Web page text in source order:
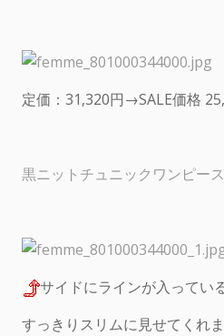
定価：31,320円→SALE価格
黒ニットチュニックワンピース
サイドにラインが入ってい
すっきりスリムに見せてくれ